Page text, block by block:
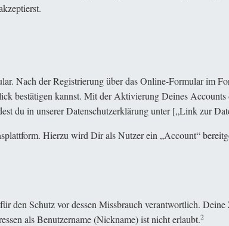
Nach der Registrierung über das Online-Formular im
bestätigen kannst. Mit der Aktivierung Deines
du in unserer Datenschutzerklärung unter [„Link zur
Hierzu wird Dir als Nutzer ein „Account“
Schutz vor dessen Missbrauch verantwortlich. Deine
als Benutzername (Nickname) ist nicht erlaubt.2